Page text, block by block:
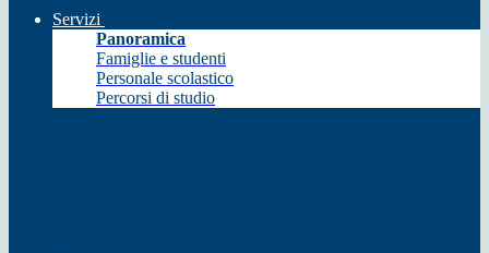
Servizi
Panoramica
Famiglie e studenti
Personale scolastico
Percorsi di studio